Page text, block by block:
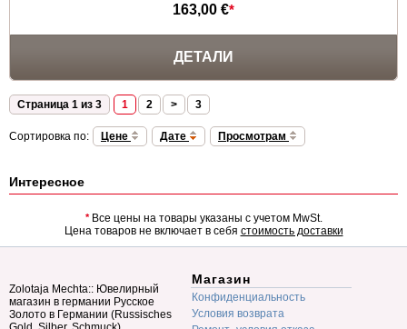
163,00 €*
ДЕТАЛИ
Страница 1 из 3 1 2 > 3
Сортировка по: Цене Дате Просмотрам
Интересное
*Все цены на товары указаны с учетом MwSt.
Цена товаров не включает в себя стоимость доставки
Zolotaja Mechta:: Ювелирный
магазин в германии Русское
Золото в Германии (Russisches
Магазин
Конфиденциальность
Условия возврата